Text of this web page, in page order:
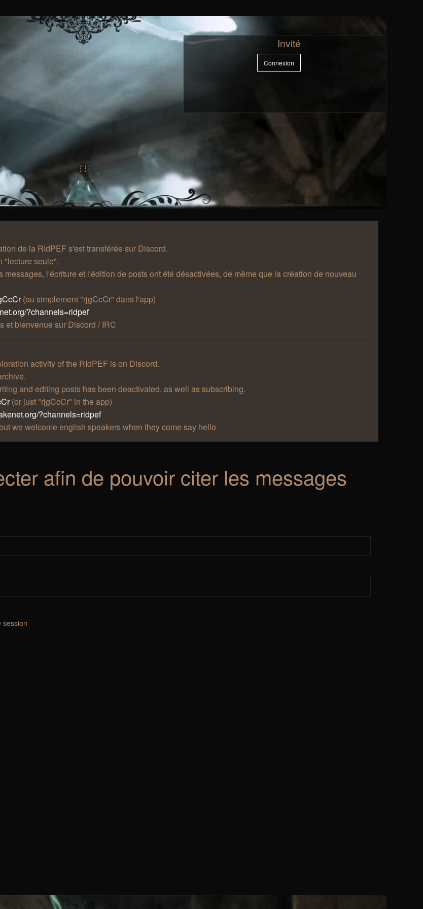
Invité
Connexion
de la RIdPEF s'est transférée sur Discord.
"lecture seule".
l'écriture et l'édition de posts ont été désactivées, de même que la création de nouveau
(ou simplement "rjgCcCr" dans l'app)
?channels=ridpef
et bienvenue sur Discord / IRC
activity of the RIdPEF is on Discord.
and editing posts has been deactivated, as well as subscribing.
(or just "rjgCcCr" in the app)
?channels=ridpef
we welcome english speakers when they come say hello
afin de pouvoir citer les messages
session